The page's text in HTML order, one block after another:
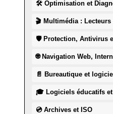
🛠 Optimisation et
🎬 Multimédia :
🛡 Protection, Antivirus
🌐 Navigation Web,
📄 Bureautique et
🎓 Logiciels éducatifs
💿 Archives et ISO